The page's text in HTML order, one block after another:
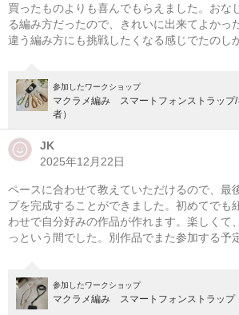
マクラメ編み ラウンドバスケット
08/11(火・祝) 10:00-14:00
東京 （東横線）学芸大学駅から徒歩14分
東京 （東横線）学芸大学駅から徒歩14分
買ったものよりも喜んでもらえました。おな
る編み方だったので、きれいに出来てよかっ
違う編み方にも挑戦したくなる感じでたのし
参加したワークショップ
マクラメ編み スマートフォンストラップ/
者）
JK
2025年12月22日
ペースに合わせて教えていただけるので、最
プを完成することができました。初めてでも
わせで自分好みの作品が作れます。楽しくて
っという間でした。別作品でまた参加する予
参加したワークショップ
マクラメ編み スマートフォンストラップ